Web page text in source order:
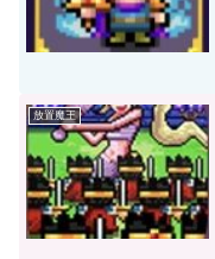
放置魔王